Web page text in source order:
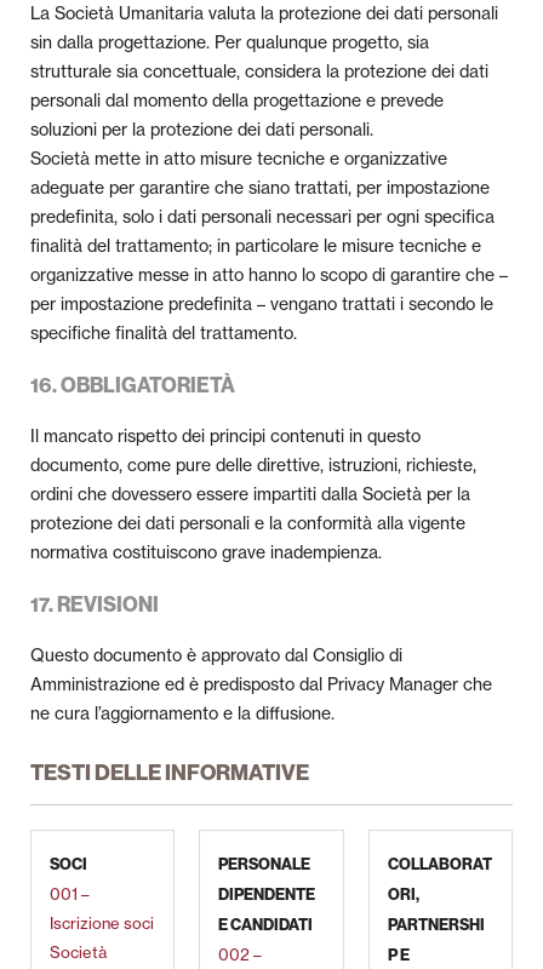
La Società Umanitaria valuta la protezione dei dati personali
sin dalla progettazione. Per qualunque progetto, sia
strutturale sia concettuale, considera la protezione dei dati
personali dal momento della progettazione e prevede
soluzioni per la protezione dei dati personali.
Società mette in atto misure tecniche e organizzative
adeguate per garantire che siano trattati, per impostazione
predefinita, solo i dati personali necessari per ogni specifica
finalità del trattamento; in particolare le misure tecniche e
organizzative messe in atto hanno lo scopo di garantire che –
per impostazione predefinita – vengano trattati i secondo le
specifiche finalità del trattamento.
16. OBBLIGATORIETÀ
Il mancato rispetto dei principi contenuti in questo
documento, come pure delle direttive, istruzioni, richieste,
ordini che dovessero essere impartiti dalla Società per la
protezione dei dati personali e la conformità alla vigente
normativa costituiscono grave inadempienza.
17. REVISIONI
Questo documento è approvato dal Consiglio di
Amministrazione ed è predisposto dal Privacy Manager che
ne cura l’aggiornamento e la diffusione.
TESTI DELLE INFORMATIVE
SOCI
001 –
Iscrizione soci
Società
PERSONALE
DIPENDENTE
E CANDIDATI
002 –
COLLABORAT
ORI,
PARTNERSHI
P E